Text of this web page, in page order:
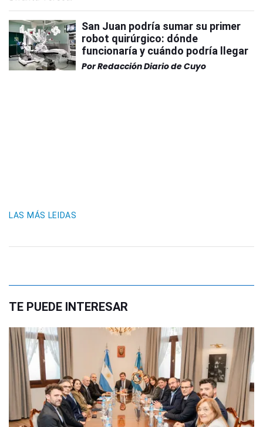
San Juan podría sumar su primer
robot quirúrgico: dónde
funcionaría y cuándo podría llegar
PorRedacción Diario de Cuyo
LAS MÁS LEIDAS
TE PUEDE INTERESAR